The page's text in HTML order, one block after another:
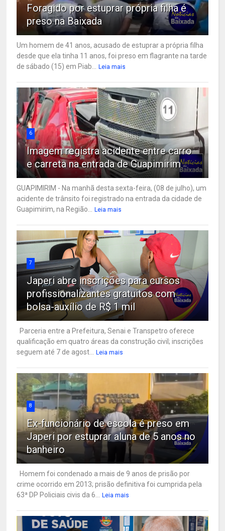
Foragido por estuprar própria filha é
preso na Baixada
Um homem de 41 anos, acusado de estuprar a própria filha
desde que ela tinha 11 anos, foi preso em flagrante na tarde
de sábado (15) em Piab...
Leia mais
6
Imagem registra acidente entre carro
e carreta na entrada de Guapimirim
GUAPIMIRIM - Na manhã desta sexta-feira, (08 de julho), um
acidente de trânsito foi registrado na entrada da cidade de
Guapimirim, na Região...
Leia mais
7
Japeri abre inscrições para cursos
profissionalizantes gratuitos com
bolsa-auxílio de R$ 1 mil
Parceria entre a Prefeitura, Senai e Transpetro oferece
qualificação em quatro áreas da construção civil; inscrições
seguem até 7 de agost...
Leia mais
8
Ex-funcionário de escola é preso em
Japeri por estuprar aluna de 5 anos no
banheiro
Homem foi condenado a mais de 9 anos de prisão por
crime ocorrido em 2013; prisão definitiva foi cumprida pela
63ª DP Policiais civis da 6...
Leia mais